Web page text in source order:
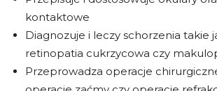
kontaktowe
Diagnozuje i leczy schorzenia takie
retinopatia cukrzycowa czy
Przeprowadza operacje